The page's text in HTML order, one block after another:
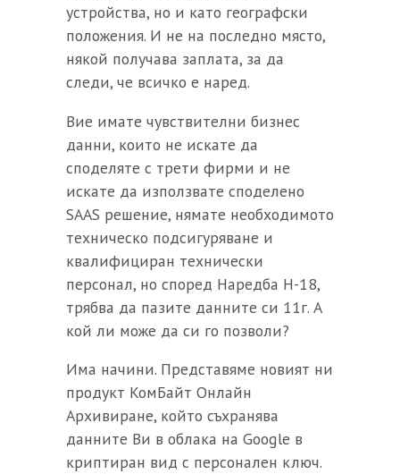
устройства, но и като географски
положения. И не на последно място,
някой получава заплата, за да
следи, че всичко е наред.
Вие имате чувствителни бизнес
данни, които не искате да
споделяте с трети фирми и не
искате да използвате споделено
SAAS решение, нямате необходимото
техническо подсигуряване и
квалифициран технически
персонал, но според Наредба Н-18,
трябва да пазите данните си 11г. А
кой ли може да си го позволи?
Има начини. Представяме новият ни
продукт КомБайт Онлайн
Архивиране, който съхранява
данните Ви в облака на Google в
криптиран вид с персонален ключ.